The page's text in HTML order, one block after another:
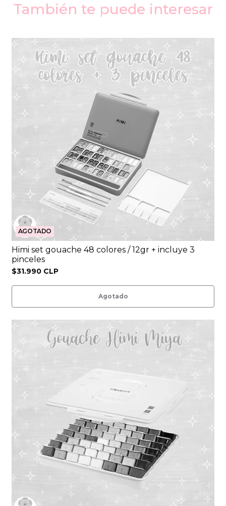
También te puede interesar
AGOTADO
Himi set gouache 48 colores / 12gr + incluye 3
pinceles
$31.990 CLP
Agotado